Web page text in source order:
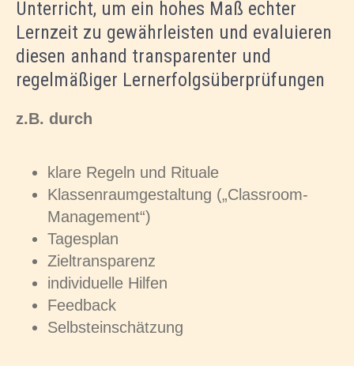
Unterricht, um ein hohes Maß echter
Lernzeit zu gewährleisten und evaluieren
diesen anhand transparenter und
regelmäßiger Lernerfolgsüberprüfungen
z.B. durch
klare Regeln und Rituale
Klassenraumgestaltung („Classroom-
Management“)
Tagesplan
Zieltransparenz
individuelle Hilfen
Feedback
Selbsteinschätzung